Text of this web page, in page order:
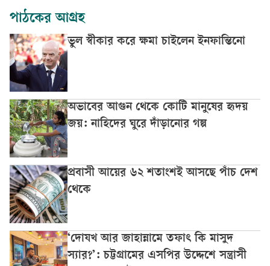
পাঠকের আগ্রহ
ভুল স্বীকার করে ক্ষমা চাইলেন ইনফান্তিনো
অভাবের আগুন থেকে কোটি মানুষের হৃদয়
জয়: নাহিদের ঘুরে দাঁড়ানোর গল্প
প্রবাসী আয়ের ৬২ শতাংশই আসছে পাঁচ দেশ
থেকে
‘দোযখ আর জাহান্নামে তফাৎ কি মাসুদ
স্যার?’: চট্টগ্রামের এসপির উদ্দেশে সন্ত্রাসী